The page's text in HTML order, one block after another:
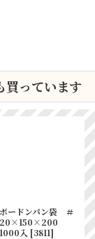
買っています
ボードンパン袋 ＃
20×150×200
1000入 [3811]